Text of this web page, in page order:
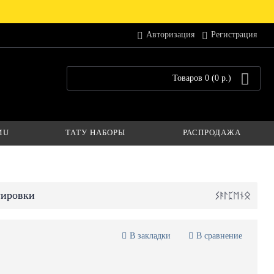
Авторизация Регистрация
Товаров 0 (0 р.)
ТАТУ НАБОРЫ РАСПРОДАЖА
В закладки В сравнение